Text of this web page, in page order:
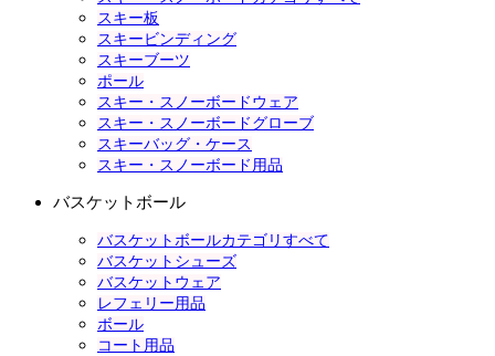
スキー板
スキービンディング
スキーブーツ
ポール
スキー・スノーボードウェア
スキー・スノーボードグローブ
スキーバッグ・ケース
スキー・スノーボード用品
バスケットボール
バスケットボールカテゴリすべて
バスケットシューズ
バスケットウェア
レフェリー用品
ボール
コート用品